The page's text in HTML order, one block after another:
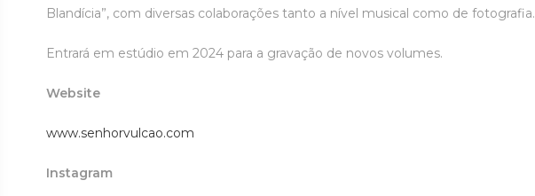
Blandícia”, com diversas colaborações tanto a nível musical como de fotografia.
Entrará em estúdio em 2024 para a gravação de novos volumes.
Website
www.senhorvulcao.com
Instagram